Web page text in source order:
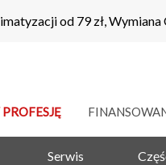
od 79 zł,
Serwis